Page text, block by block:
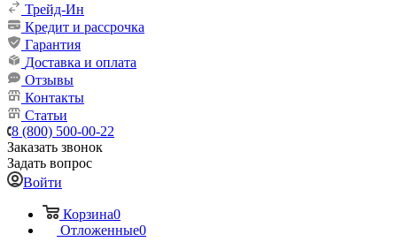
Трейд-Ин
Кредит и рассрочка
Гарантия
Доставка и оплата
Отзывы
Контакты
Статьи
8 (800) 500-00-22
Заказать звонок
Задать вопрос
Войти
Корзина0
Отложенные0